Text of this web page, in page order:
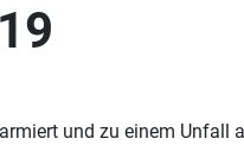
und zu einem